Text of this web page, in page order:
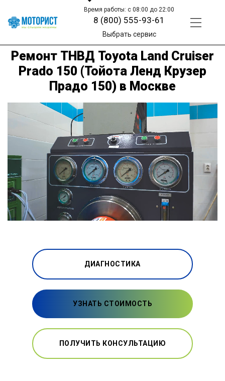
Время работы: с 08:00 до 22:00
8 (800) 555-93-61
Выбрать сервис
Ремонт ТНВД Toyota Land Cruiser
Prado 150 (Тойота Ленд Крузер
Прадо 150) в Москве
ДИАГНОСТИКА
УЗНАТЬ СТОИМОСТЬ
ПОЛУЧИТЬ КОНСУЛЬТАЦИЮ